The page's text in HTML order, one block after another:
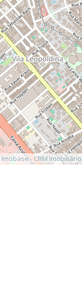
Imobase - CRM Imobiliário